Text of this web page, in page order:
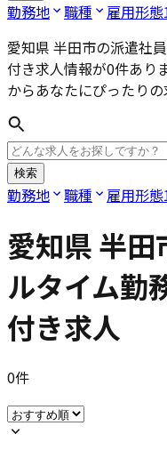
勤務地 職種 雇用形態
愛知県 半田市の派遣社
付き求人情報が0件あり
からあなたにぴったり
検索
勤務地 職種 雇用形態
愛知県 半田
ルタイム勤
付き求人
0件